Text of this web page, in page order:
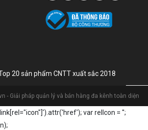
20 sản phẩm CNTT xuất sắc 2018
- Giải pháp quản lý và bán hàng đa kênh toàn diện
var relIcon = '';